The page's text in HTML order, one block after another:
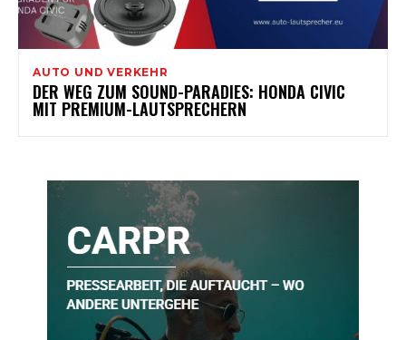
AUTO UND VERKEHR
DER WEG ZUM SOUND-PARADIES: HONDA CIVIC
MIT PREMIUM-LAUTSPRECHERN